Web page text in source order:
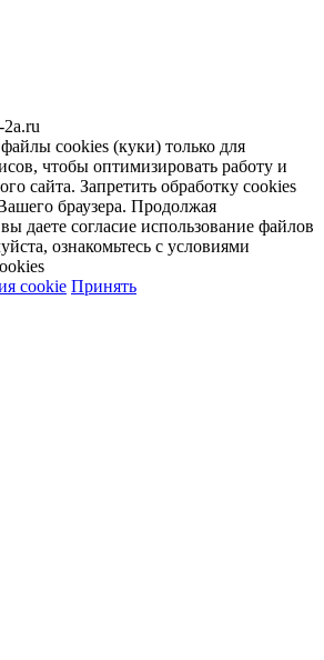
cookies (куки) только для
чтобы оптимизировать работу и
сайта. Запретить обработку cookies
браузера. Продолжая
даете согласие использование файлов
ознакомьтесь с условиями
cookie Принять